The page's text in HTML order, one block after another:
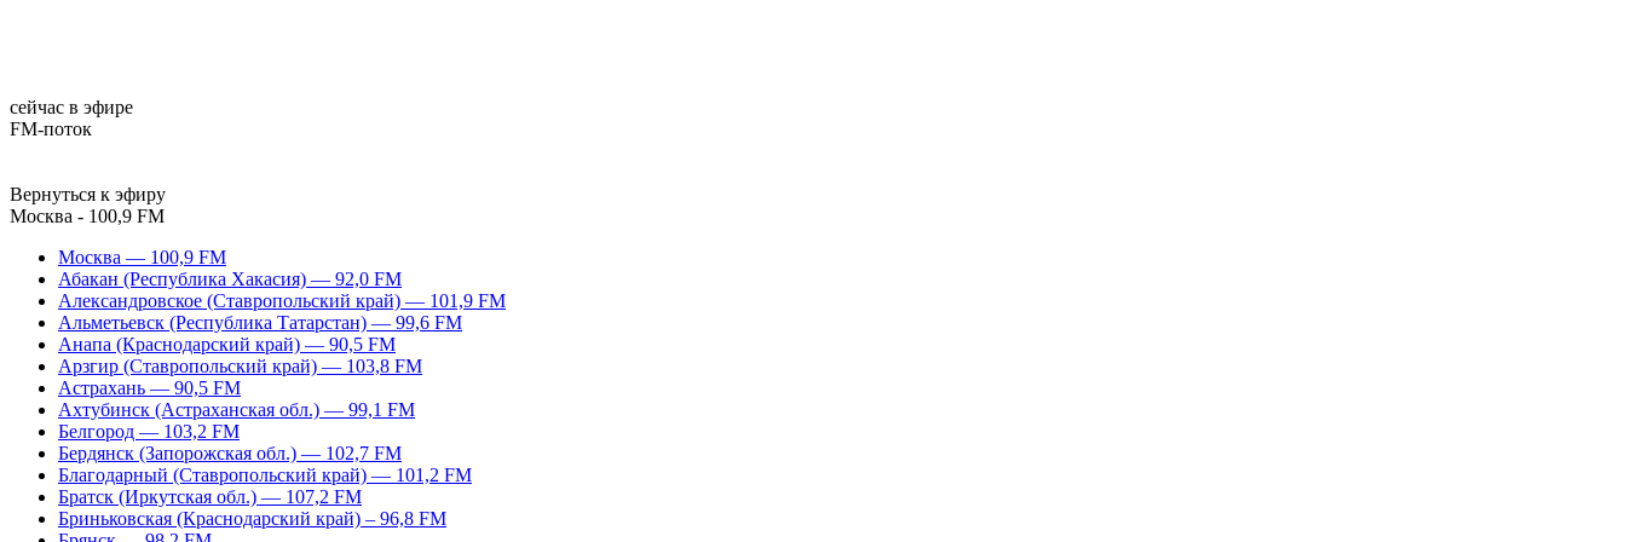
сейчас в эфире
FM-поток
Вернуться к эфиру
Москва - 100,9 FM
Москва — 100,9 FM
Абакан (Республика Хакасия) — 92,0 FM
Александровское (Ставропольский край) — 101,9 FM
Альметьевск (Республика Татарстан) — 99,6 FM
Анапа (Краснодарский край) — 90,5 FM
Арзгир (Ставропольский край) — 103,8 FM
Астрахань — 90,5 FM
Ахтубинск (Астраханская обл.) — 99,1 FM
Белгород — 103,2 FM
Бердянск (Запорожская обл.) — 102,7 FM
Благодарный (Ставропольский край) — 101,2 FM
Братск (Иркутская обл.) — 107,2 FM
Бриньковская (Краснодарский край) – 96,8 FM